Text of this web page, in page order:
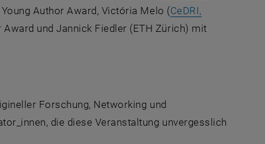
externe URL in einem neuen Fenster
Author Award, Victória Melo (CeDRI,
in einem neuen Fenster
Award und Jannick Fiedler (ETH Zürich) mit
Forschung, Networking und
die diese Veranstaltung unvergesslich